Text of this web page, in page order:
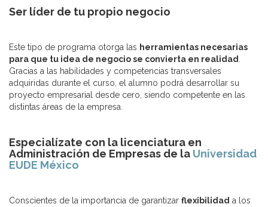
Ser líder de tu propio negocio
Este tipo de programa otorga las herramientas necesarias
para que tu idea de negocio se convierta en realidad
Gracias a las habilidades y competencias transversales
adquiridas durante el curso, el alumno podrá desarrollar su
proyecto empresarial desde cero, siendo competente en las
distintas áreas de la empresa.
Especialízate con la licenciatura en
Administración de Empresas de la Universidad
EUDE México
Conscientes de la importancia de garantizar flexibilidad a los